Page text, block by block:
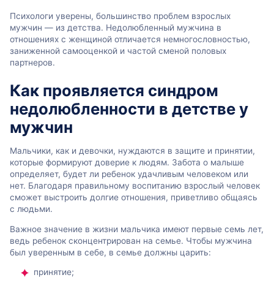
Психологи уверены, большинство проблем взрослых
мужчин — из детства. Недолюбленный мужчина в
отношениях с женщиной отличается немногословностью,
заниженной самооценкой и частой сменой половых
партнеров.
Как проявляется синдром
недолюбленности в детстве у
мужчин
Мальчики, как и девочки, нуждаются в защите и принятии,
которые формируют доверие к людям. Забота о малыше
определяет, будет ли ребенок удачливым человеком или
нет. Благодаря правильному воспитанию взрослый человек
сможет выстроить долгие отношения, приветливо общаясь
с людьми.
Важное значение в жизни мальчика имеют первые семь лет,
ведь ребенок сконцентрирован на семье. Чтобы мужчина
был уверенным в себе, в семье должны царить:
принятие;